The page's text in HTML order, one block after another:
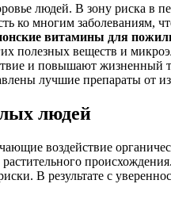
людей. В зону риска в
ко многим заболеваниям,
витамины для
веществ и
и повышают жизненный
лучшие препараты от
людей
воздействие
В результате с